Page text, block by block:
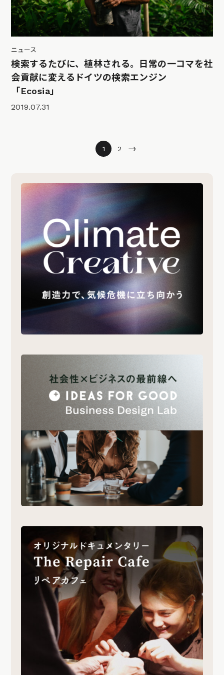
ニュース
検索するたびに、植林される。日常の一コマを社
会貢献に変えるドイツの検索エンジン
「Ecosia」
2019.07.31
1 2 →